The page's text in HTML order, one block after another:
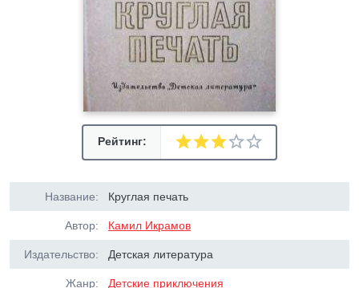
Рейтинг:
Название: Круглая печать
Автор: Камил Икрамов
Издательство: Детская литература
Жанр: Детские приключения